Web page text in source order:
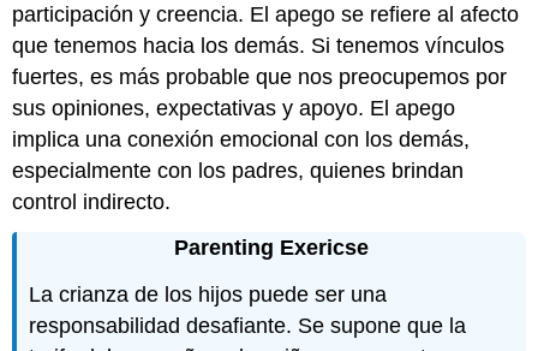
participación y creencia. El apego se refiere al afecto
que tenemos hacia los demás. Si tenemos vínculos
fuertes, es más probable que nos preocupemos por
sus opiniones, expectativas y apoyo. El apego
implica una conexión emocional con los demás,
especialmente con los padres, quienes brindan
control indirecto.
Parenting Exericse
La crianza de los hijos puede ser una
responsabilidad desafiante. Se supone que la